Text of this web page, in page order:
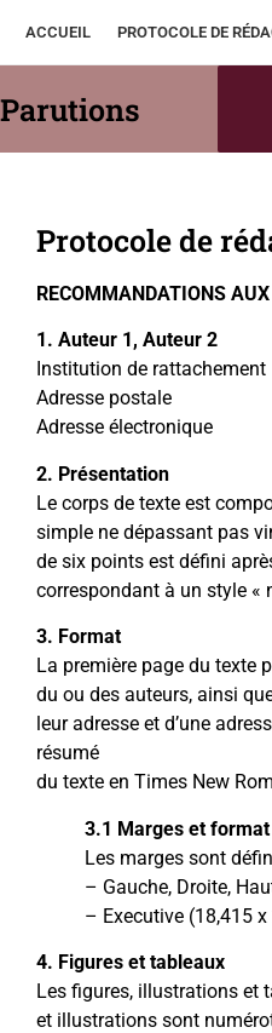
ACCUEIL PROTOCOLE DE
Parutions
Protocole de
RECOMMANDATIONS
1. Auteur 1, Auteur 2
Institution de rattachement
Adresse postale
Adresse électronique
2. Présentation
Le corps de texte est
simple ne dépassant pas
de six points est défini
correspondant à un style «
3. Format
La première page du texte
du ou des auteurs, ainsi
leur adresse et d’une
résumé
du texte en Times New
3.1 Marges et format
Les marges sont
– Gauche, Droite,
– Executive (18,415 x
4. Figures et tableaux
Les figures, illustrations et
et illustrations sont